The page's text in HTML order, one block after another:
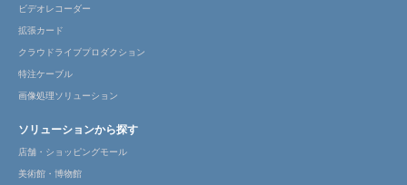
ビデオレコーダー
拡張カード
クラウドライブプロダクション
特注ケーブル
画像処理ソリューション
ソリューションから探す
店舗・ショッピングモール
美術館・博物館